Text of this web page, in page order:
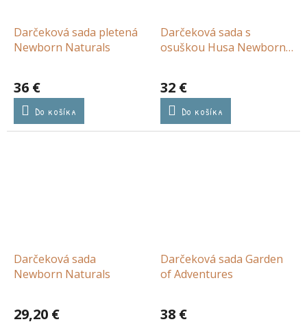
Darčeková sada pletená
Newborn Naturals
36 €
Do košíka
Darčeková sada s
osuškou Husa Newborn
32 €
Do košíka
Darčeková sada
Newborn Naturals
29,20 €
Darčeková sada Garden
of Adventures
38 €